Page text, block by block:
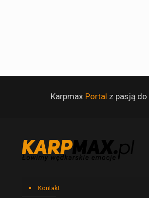
Karpmax Portal z pasją do
Kontakt